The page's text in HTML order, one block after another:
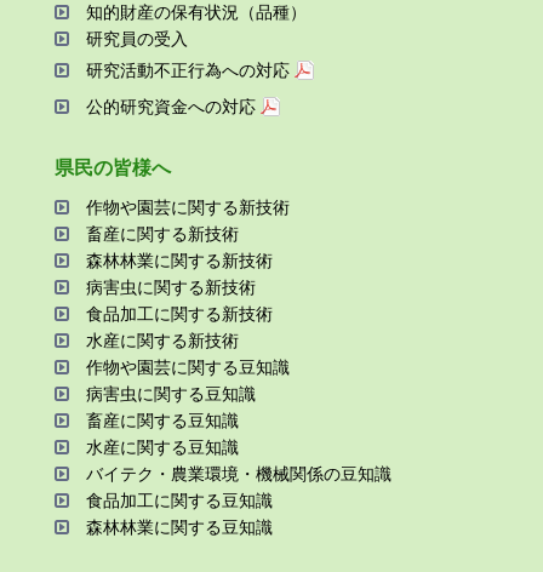
知的財産の保有状況（品種）
研究員の受⼊
研究活動不正⾏為への対応
公的研究資金への対応
県⺠の皆様へ
作物や園芸に関する新技術
畜産に関する新技術
森林林業に関する新技術
病害⾍に関する新技術
⾷品加⼯に関する新技術
⽔産に関する新技術
作物や園芸に関する⾖知識
病害⾍に関する⾖知識
畜産に関する⾖知識
⽔産に関する⾖知識
バイテク・農業環境・機械関係の⾖知識
⾷品加⼯に関する⾖知識
森林林業に関する⾖知識